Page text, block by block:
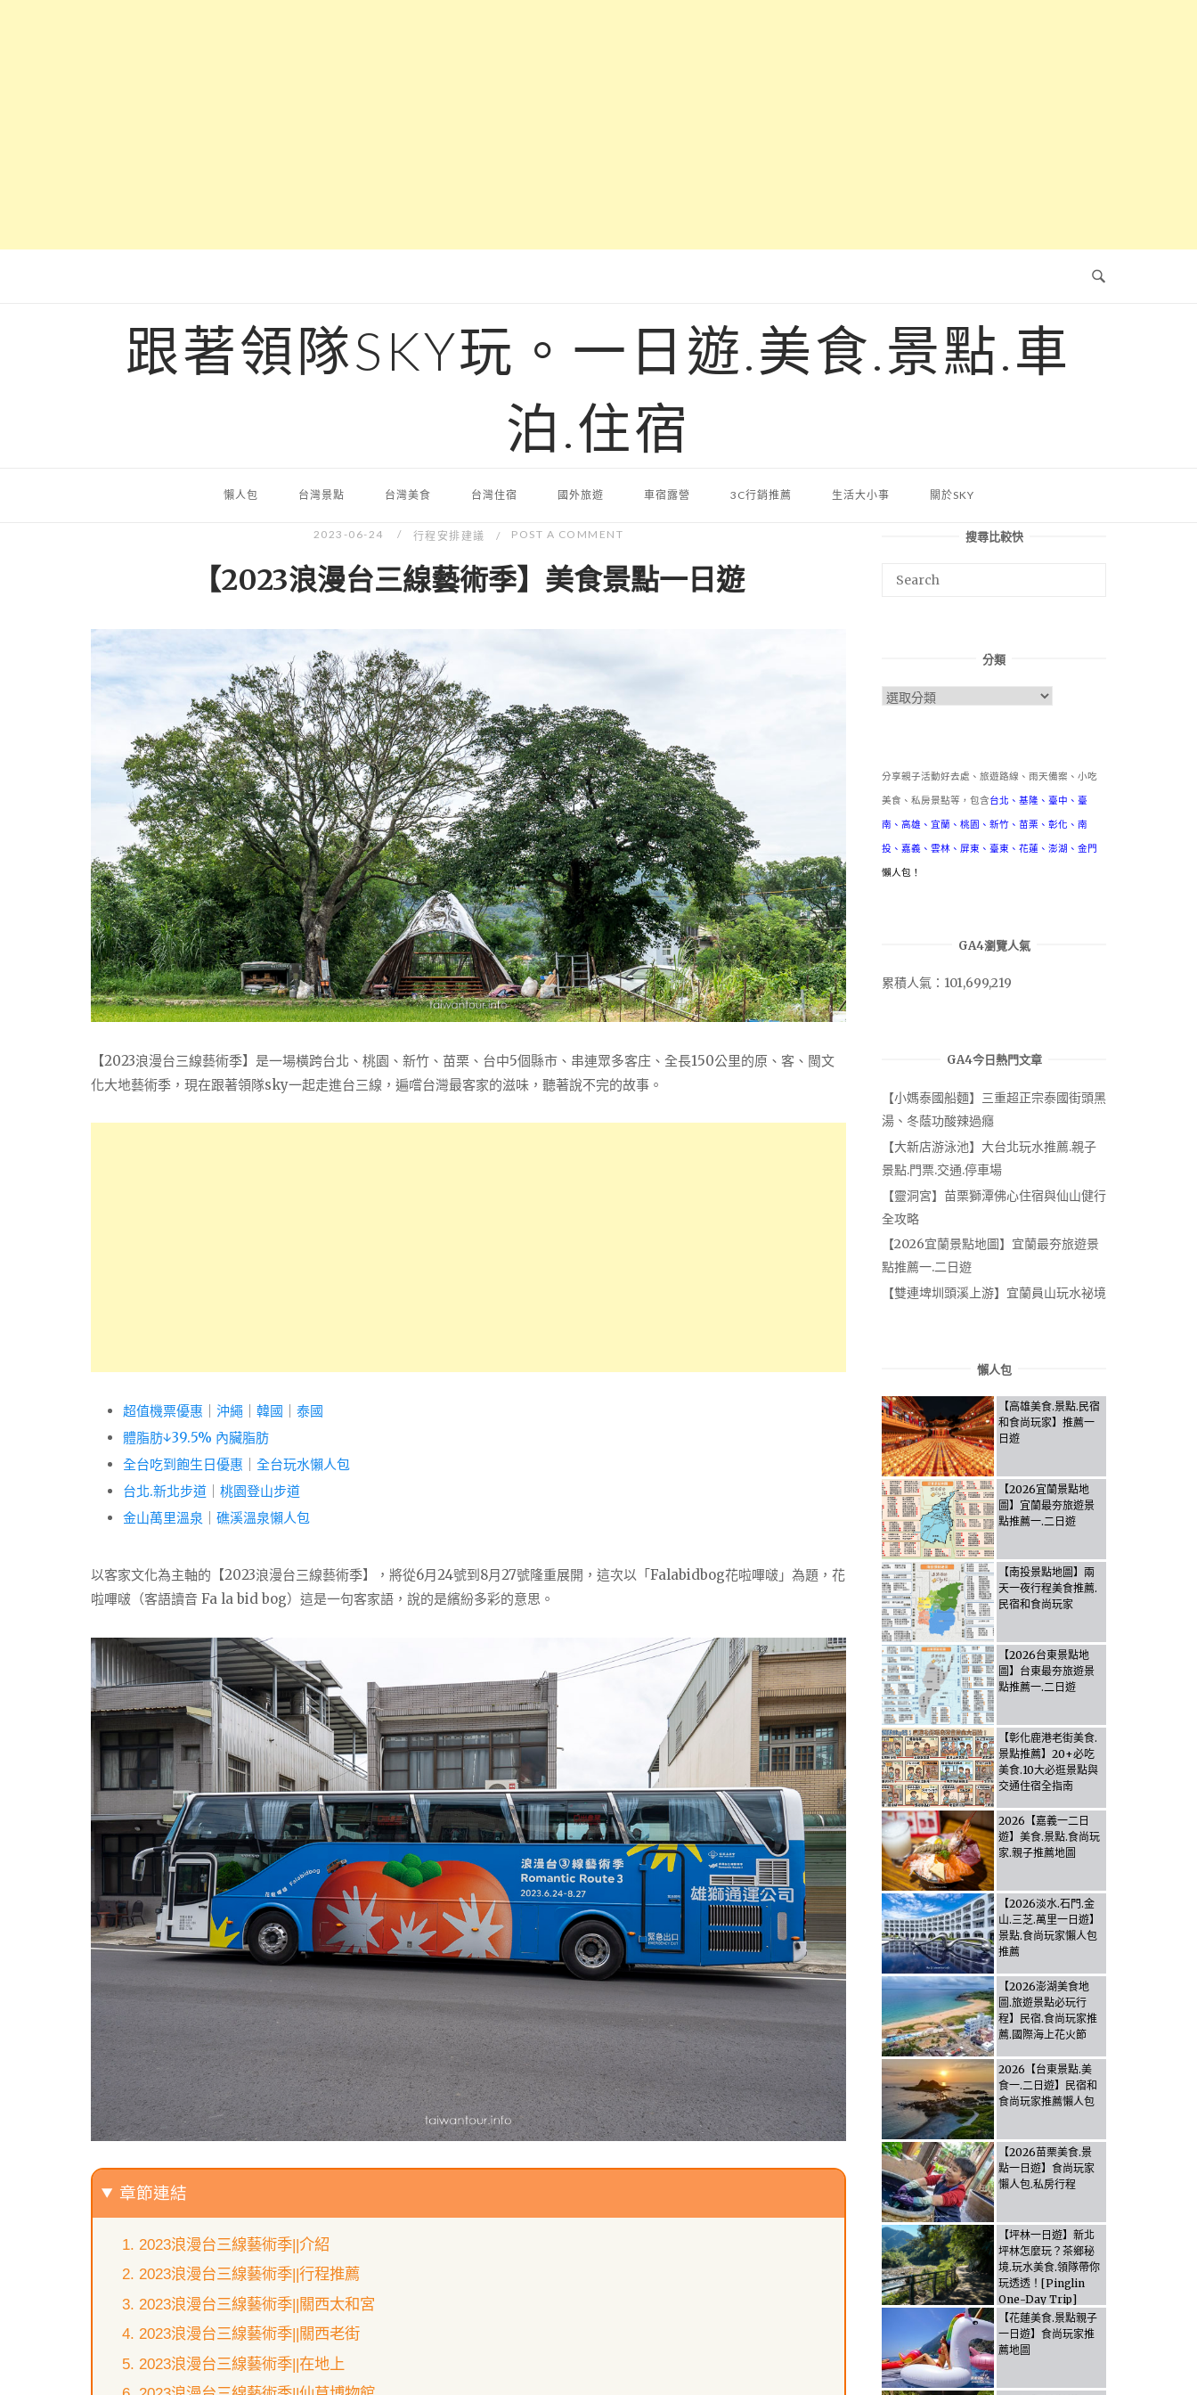
跟著領隊SKY玩。一日遊.美食.景點.車
泊.住宿
懶人包 台灣景點 台灣美食 台灣住宿 國外旅遊 車宿露營 3C行銷推薦 生活大小事 關於SKY
2023-06-24 行程安排建議 POST A COMMENT
【2023浪漫台三線藝術季】美食景點一日遊
【2023浪漫台三線藝術季】是一場橫跨台北、桃園、新竹、苗栗、台中5個縣市、串連眾多客庄、全長150公里的原、客、閩文
化大地藝術季，現在跟著領隊sky一起走進台三線，遍嚐台灣最客家的滋味，聽著說不完的故事。
超值機票優惠 沖繩 韓國
泰國
體脂肪↓39.5% 內臟脂肪
全台吃到飽生日優惠
全台玩水懶人包
台北.新北步道
桃園登山步道
金山萬里溫泉
礁溪溫泉懶人包
以客家文化為主軸的【2023浪漫台三線藝術季】，將從6月24號到8月27號隆重展開，這次以「Falabidbog花啦嗶啵」為題，花
啦嗶啵（客語讀音 Fa la bid bog）這是一句客家語，說的是繽紛多彩的意思。
章節連結
2023浪漫台三線藝術季||介紹
2023浪漫台三線藝術季||行程推薦
2023浪漫台三線藝術季||關西太和宮
2023浪漫台三線藝術季||關西老街
2023浪漫台三線藝術季||在地上
搜尋比較快
分類
分
分享親子活動好去處、旅遊路線、雨天備案、小吃
美食、私房景點等，包含台北 、 基隆 、 臺中 、 臺
南 、 高雄 、 宜蘭 、 桃園 、 新竹 、 苗栗 、 彰化 、 南
投 、 嘉義 、 雲林 、 屏東 、 臺東 、 花蓮 、 澎湖 、 金門
懶人包！
GA4瀏覽人氣
累積人氣：101,699,219
GA4今日熱門文章
【小媽泰國船麵】三重超正宗泰國街頭黑
湯、冬蔭功酸辣過癮
【大新店游泳池】大台北玩水推薦.親子
景點.門票.交通.停車場
【靈洞宮】苗栗獅潭佛心住宿與仙山健行
全攻略
【2026宜蘭景點地圖】宜蘭最夯旅遊景
點推薦一.二日遊
【雙連埤圳頭溪上游】宜蘭員山玩水祕境
懶人包
【高雄美食.景點.民宿
和食尚玩家】推薦一
日遊
【2026宜蘭景點地
圖】宜蘭最夯旅遊景
點推薦一.二日遊
【南投景點地圖】兩
天一夜行程美食推薦.
民宿和食尚玩家
【2026台東景點地
圖】台東最夯旅遊景
點推薦一.二日遊
【彰化鹿港老街美食.
景點推薦】20+必吃
美食.10大必逛景點與
交通住宿全指南
2026【嘉義一二日
遊】美食.景點.食尚玩
家.親子推薦地圖
【2026淡水.石門.金
山.三芝.萬里一日遊】
景點.食尚玩家懶人包
推薦
【2026澎湖美食地
圖.旅遊景點必玩行
程】民宿.食尚玩家推
薦.國際海上花火節
2026【台東景點.美
食一.二日遊】民宿和
食尚玩家推薦懶人包
【2026苗栗美食.景
點一日遊】食尚玩家
懶人包.私房行程
【坪林一日遊】新北
坪林怎麼玩？茶鄉秘
境.玩水美食.領隊帶你
玩透透！[Pinglin
One-Day Trip]
How to explore
Pinglin, New
Taipei? Tea Village
【花蓮美食.景點親子
一日遊】食尚玩家推
薦地圖